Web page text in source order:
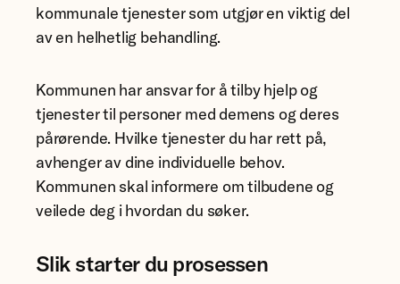
kommunale tjenester som utgjør en viktig del
av en helhetlig behandling.
Kommunen har ansvar for å tilby hjelp og
tjenester til personer med demens og deres
pårørende. Hvilke tjenester du har rett på,
avhenger av dine individuelle behov.
Kommunen skal informere om tilbudene og
veilede deg i hvordan du søker.
Slik starter du prosessen